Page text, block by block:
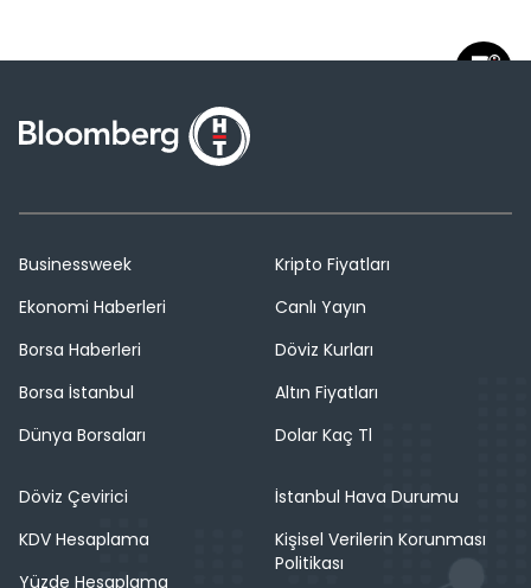
Businessweek
Ekonomi Haberleri
Borsa Haberleri
Borsa İstanbul
Dünya Borsaları
Kripto Fiyatları
Canlı Yayın
Döviz Kurları
Altın Fiyatları
Dolar Kaç Tl
Döviz Çevirici
KDV Hesaplama
Yüzde Hesaplama
İstanbul Hava Durumu
Kişisel Verilerin Korunması
Politikası